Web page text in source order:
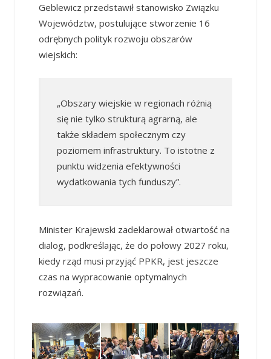
Geblewicz przedstawił stanowisko Związku
Województw, postulujące stworzenie 16
odrębnych polityk rozwoju obszarów
wiejskich:
„Obszary wiejskie w regionach różnią
się nie tylko strukturą agrarną, ale
także składem społecznym czy
poziomem infrastruktury. To istotne z
punktu widzenia efektywności
wydatkowania tych funduszy”.
Minister Krajewski zadeklarował otwartość na
dialog, podkreślając, że do połowy 2027 roku,
kiedy rząd musi przyjąć PPKR, jest jeszcze
czas na wypracowanie optymalnych
rozwiązań.